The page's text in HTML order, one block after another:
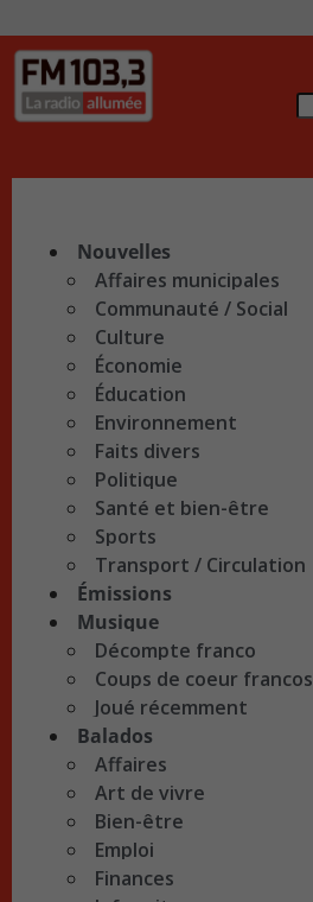
Nouvelles
Affaires municipales
Communauté / Social
Culture
Économie
Éducation
Environnement
Faits divers
Politique
Santé et bien-être
Sports
Transport / Circulation
Émissions
Musique
Décompte franco
Coups de coeur francos
Joué récemment
Balados
Affaires
Art de vivre
Bien-être
Emploi
Finances